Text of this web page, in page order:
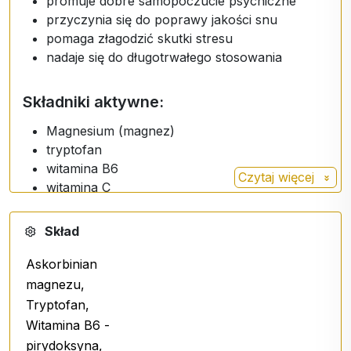
przyczynia się do poprawy jakości snu
pomaga złagodzić skutki stresu
nadaje się do długotrwałego stosowania
Składniki aktywne:
Magnesium (magnez)
tryptofan
witamina B6
witamina C
Dawkowanie:
Stosować 2-3 razy dziennie po 3 psiknięcia w jamie
ustnej.
Składniki:
Czytaj więcej
Skład
Askorbinian
magnezu,
Tryptofan,
Witamina B6 -
pirydoksyna,